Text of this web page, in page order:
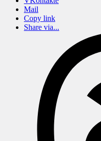
Mail
Copy link
Share via...